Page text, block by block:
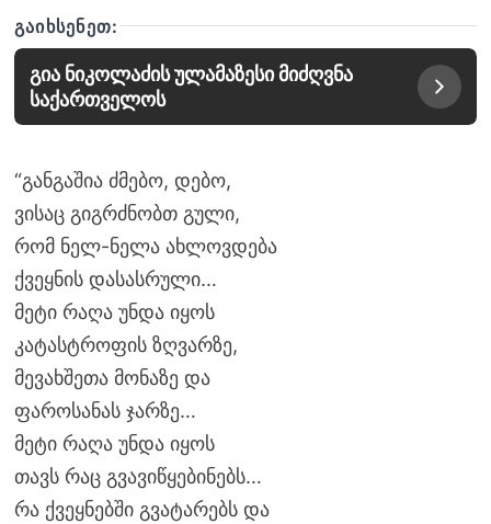
ᲒᲐᲘᲮᲡᲔᲜᲔᲗ:
გია ნიკოლაძის ულამაზესი მიძღვნა
საქართველოს
“განგაშია ძმებო, დებო,
ვისაც გიგრძნობთ გული,
რომ ნელ-ნელა ახლოვდება
ქვეყნის დასასრული…
მეტი რაღა უნდა იყოს
კატასტროფის ზღვარზე,
მევახშეთა მონაზე და
ფაროსანას ჯარზე…
მეტი რაღა უნდა იყოს
თავს რაც გვავიწყებინებს…
რა ქვეყნებში გვატარებს და